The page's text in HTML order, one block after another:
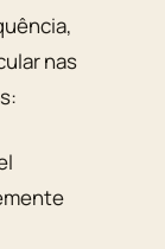
nas